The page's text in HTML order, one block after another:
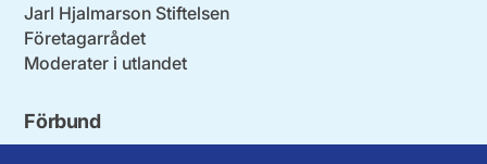
Jarl Hjalmarson Stiftelsen
Företagarrådet
Moderater i utlandet
Förbund